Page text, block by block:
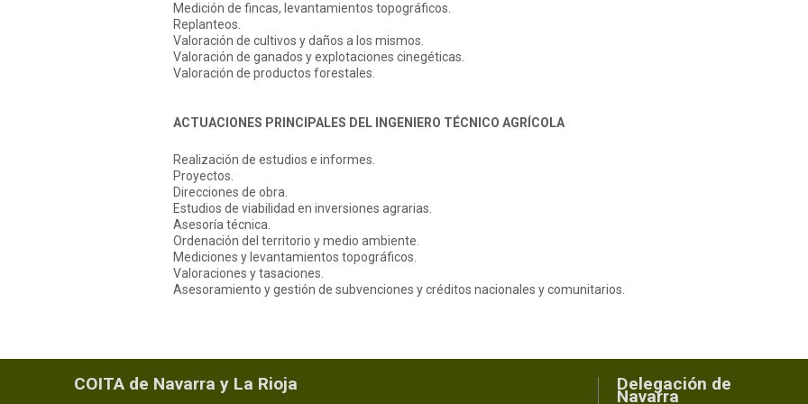
Medición de fincas, levantamientos topográficos.
Replanteos.
Valoración de cultivos y daños a los mismos.
Valoración de ganados y explotaciones cinegéticas.
Valoración de productos forestales.
ACTUACIONES PRINCIPALES DEL INGENIERO TÉCNICO AGRÍCOLA
Realización de estudios e informes.
Proyectos.
Direcciones de obra.
Estudios de viabilidad en inversiones agrarias.
Asesoría técnica.
Ordenación del territorio y medio ambiente.
Mediciones y levantamientos topográficos.
Valoraciones y tasaciones.
Asesoramiento y gestión de subvenciones y créditos nacionales y comunitarios.
COITA de Navarra y La Rioja Delegación de
Navarra